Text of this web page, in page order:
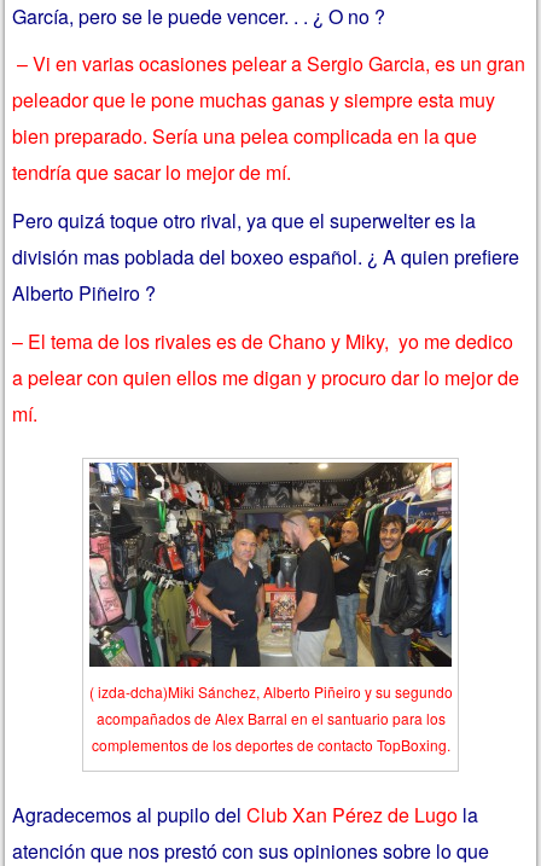
García, pero se le puede vencer. . . ¿ O no ?
– Vi en varias ocasiones pelear a Sergio Garcia, es un gran
peleador que le pone muchas ganas y siempre esta muy
bien preparado. Sería una pelea complicada en la que
tendría que sacar lo mejor de mí.
Pero quizá toque otro rival, ya que el superwelter es la
división mas poblada del boxeo español. ¿ A quien prefiere
Alberto Piñeiro ?
– El tema de los rivales es de Chano y Miky, yo me dedico
a pelear con quien ellos me digan y procuro dar lo mejor de
mí.
( izda-dcha)Miki Sánchez, Alberto Piñeiro y su segundo
acompañados de Alex Barral en el santuario para los
complementos de los deportes de contacto TopBoxing.
Agradecemos al pupilo delClub Xan Pérez de Lugo la
atención que nos prestó con sus opiniones sobre lo que